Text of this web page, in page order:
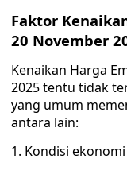
Faktor
20 November
Kenaikan Harga
2025 tentu tidak
yang umum
antara lain:
1. Kondisi